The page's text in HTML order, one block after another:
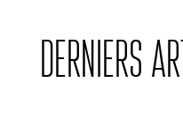
Derniers